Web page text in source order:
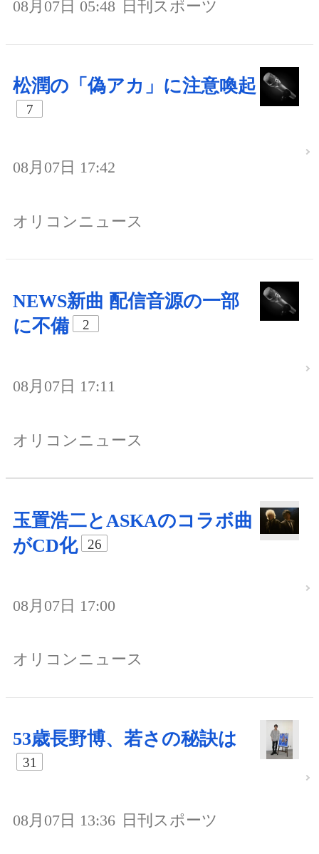
08月07日 05:48 日刊スポーツ
松潤の「偽アカ」に注意喚起
7
08月07日 17:42
オリコンニュース
NEWS新曲 配信音源の一部
に不備
2
08月07日 17:11
オリコンニュース
玉置浩二とASKAのコラボ曲
がCD化
26
08月07日 17:00
オリコンニュース
53歳長野博、若さの秘訣は
31
08月07日 13:36 日刊スポーツ